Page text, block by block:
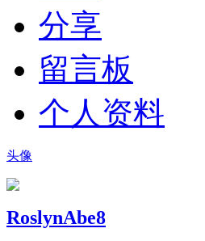
分享
留言板
个人资料
头像
RoslynAbe8